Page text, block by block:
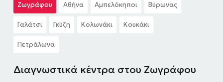
Ζωγράφου Αθήνα Αμπελόκηποι Βύρωνας
Γαλάτσι Γκύζη Κολωνάκι Κουκάκι
Πετράλωνα
Διαγνωστικά κέντρα στου Ζωγράφου